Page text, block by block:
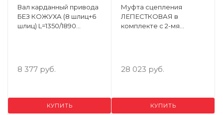
Вал карданный привода
БЕЗ КОЖУХА (8 шлиц+6
шлиц) L=1350/1890
8 377 руб.
КУПИТЬ
Муфта сцепления
ЛЕПЕСТКОВАЯ в
комплекте с 2-мя
28 023 руб.
КУПИТЬ